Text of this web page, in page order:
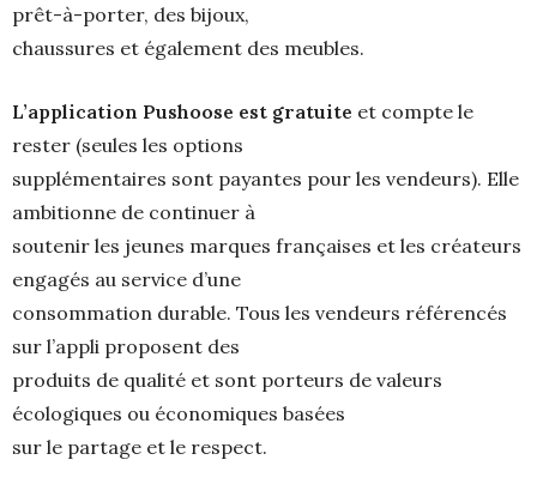
prêt-à-porter, des bijoux,
chaussures et également des meubles.
L’application Pushoose est gratuite et compte le
rester (seules les options
supplémentaires sont payantes pour les vendeurs). Elle
ambitionne de continuer à
soutenir les jeunes marques françaises et les créateurs
engagés au service d’une
consommation durable. Tous les vendeurs référencés
sur l’appli proposent des
produits de qualité et sont porteurs de valeurs
écologiques ou économiques basées
sur le partage et le respect.